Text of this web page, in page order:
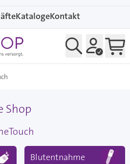
KatalogeKontakt
Shop
Blutentnahme